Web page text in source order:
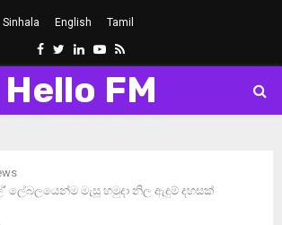
Sinhala English Tamil
Facebook
Twitter
LinkedinYoutube
Rss
Hello FM
ලේබලයෙන්ම මැසූ හමුදා නිල ඇදුම් දහසක්